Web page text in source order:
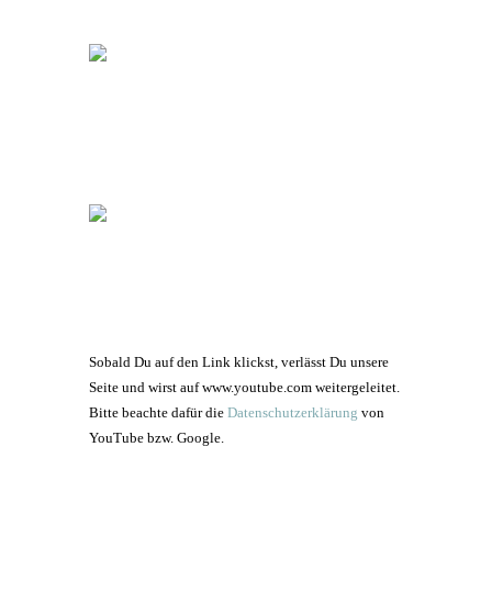
Sobald Du auf den Link klickst, verlässt Du unsere
Seite und wirst auf www.youtube.com weitergeleitet.
Bitte beachte dafür die Datenschutzerklärung von
YouTube bzw. Google.